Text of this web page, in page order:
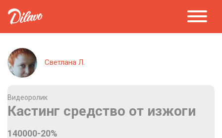
Светлана Л.
Видеоролик
Кастинг средство от изжоги
140000-20%